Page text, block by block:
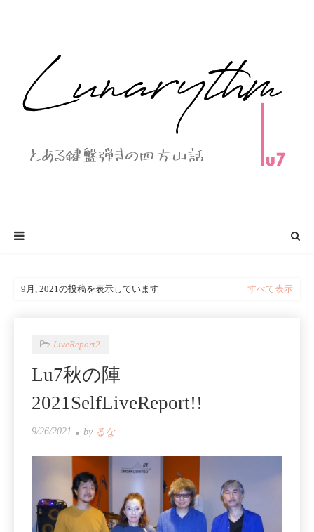
9月, 2021の投稿を表示しています すべて表示
LiveReport2
Lu7秋の陣
2021SelfLiveReport!!
9/26/2021 by るな